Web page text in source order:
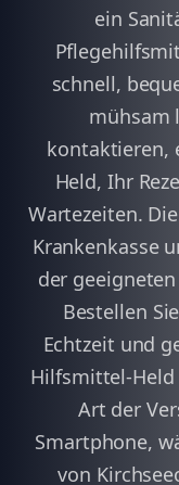
ein
schnell,
mühsam
kontaktieren,
Held, Ihr
Wartezeiten.
Krankenkasse
der
Bestellen
Echtzeit und
Hilfsmittel-Held
Art der
Smartphone,
von